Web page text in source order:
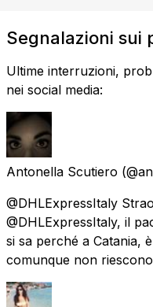
Segnalazioni sui
Ultime interruzioni,
nei social media:
Antonella Scutiero
@DHLExpressItaly
@DHLExpressItaly, il
si sa perché a Catania,
comunque non